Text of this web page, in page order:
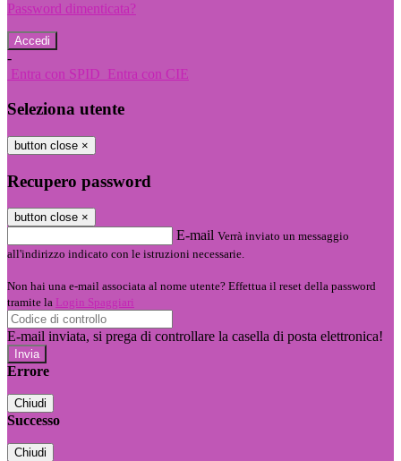
Password dimenticata?
-
Entra con SPID Entra con CIE
Seleziona utente
button close ×
Recupero password
button close ×
E-mail Verrà inviato un messaggio
all'indirizzo indicato con le istruzioni necessarie.
Non hai una e-mail associata al nome utente? Effettua il reset della password
tramite la Login Spaggiari
E-mail inviata, si prega di controllare la casella di posta elettronica!
Errore
Chiudi
Successo
Chiudi